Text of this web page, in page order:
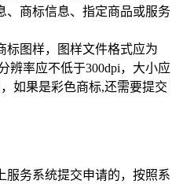
、商标信息、指定商品或服务
标图样，图样文件格式应为
辨率应不低于300dpi，大小应
如果是彩色商标,还需要提交
服务系统提交申请的，按照系